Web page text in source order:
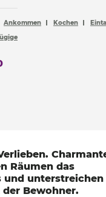
Ankommen Kochen
Räumen das
und unterstreichen
der Bewohner.